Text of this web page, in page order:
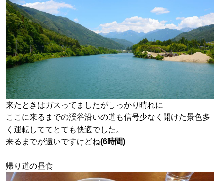
来たときはガスってましたがしっかり晴れに
ここに来るまでの渓谷沿いの道も信号少なく開けた景色多
く運転しててとても快適でした。
来るまでが遠いですけどね(6時間)
帰り道の昼食